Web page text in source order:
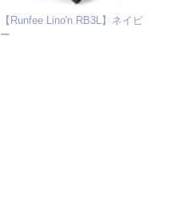
【Runfee Lino'n RB3L】ネイビ
ー